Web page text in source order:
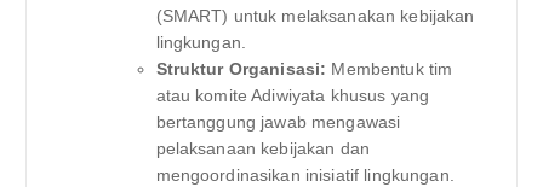
(SMART) untuk melaksanakan kebijakan
lingkungan.
Struktur Organisasi: Membentuk tim
atau komite Adiwiyata khusus yang
bertanggung jawab mengawasi
pelaksanaan kebijakan dan
mengoordinasikan inisiatif lingkungan.